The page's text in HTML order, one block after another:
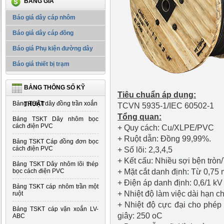
Báo giá dây cáp nhôm
Báo giá dây cáp đồng
Báo giá Phụ kiện đường dây
Báo giá thiết bị trạm
BẢNG THÔNG SỐ KỸ
THUẬT
Bảng TSKT dây đồng trần xoắn
Bảng TSKT Dây nhôm bọc
cách điện PVC
Bảng TSKT Cáp đồng đơn bọc
cách điện PVC
Bảng TSKT Dây nhôm lõi thép
bọc cách điện PVC
Bảng TSKT cáp nhôm trần một
ruột
Bảng TSKT cáp vặn xoắn LV-
ABC
Tiêu chuẩn áp dụng:
TCVN 5935-1/IEC 60502-1
Tổng quan:
+ Quy cách: Cu/XLPE/PVC
+ Ruột dẫn: Đồng 99,99%.
+ Số lõi: 2,3,4,5
+ Kết cấu: Nhiều sợi bện
+ Mặt cắt danh định: Từ 0,75
+ Điện áp danh định: 0,6/1 kV
+ Nhiệt độ làm việc dài hạn
+ Nhiệt độ cực đại cho
giây: 250 oC